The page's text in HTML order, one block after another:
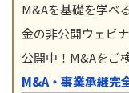
M&Aを基礎を学べ
金の非公開ウェビ
公開中！M&Aをご
M&A・事業承継完